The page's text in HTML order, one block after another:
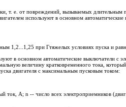
т. е. от повреждений, вызываемых
используют в основном
1,2...1,25 при Гтяжелых условиях пуска и
в основном автоматические выключатели с
величину кратковременного тока,
двигателя с максимальным пусковым током:
ток, А; n -- число всех электроприемников